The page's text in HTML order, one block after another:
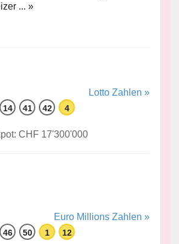
... »
Lotto Zahlen »
14 41 42 4
CHF 17'300'000
Euro Millions Zahlen »
46 50 1 12